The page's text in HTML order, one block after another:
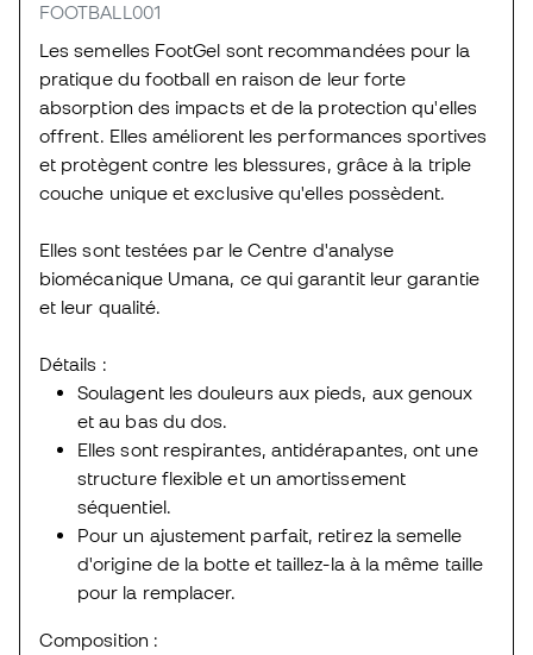
FOOTBALL001
Les semelles FootGel sont recommandées pour la
pratique du football en raison de leur forte
absorption des impacts et de la protection qu'elles
offrent. Elles améliorent les performances sportives
et protègent contre les blessures, grâce à la triple
couche unique et exclusive qu'elles possèdent.
Elles sont testées par le Centre d'analyse
biomécanique Umana, ce qui garantit leur garantie
et leur qualité.
Détails :
Soulagent les douleurs aux pieds, aux genoux
et au bas du dos.
Elles sont respirantes, antidérapantes, ont une
structure flexible et un amortissement
séquentiel.
Pour un ajustement parfait, retirez la semelle
d'origine de la botte et taillez-la à la même taille
pour la remplacer.
Composition :